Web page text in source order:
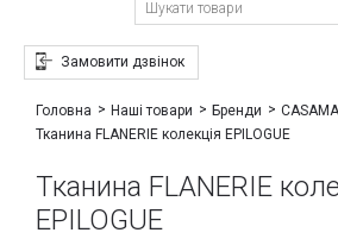
Замовити дзвінок
Головна Наші товари Бренди
Тканина FLANERIE колекція EPILOGUE
Тканина FLANERIE
EPILOGUE